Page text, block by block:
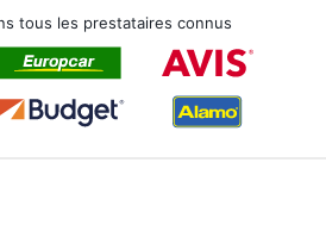
tous les prestataires connus